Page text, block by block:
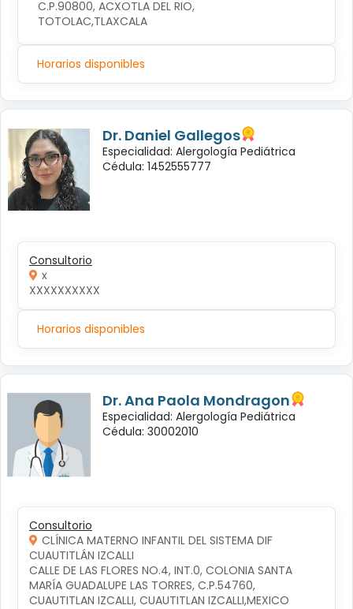
C.P.90800, ACXOTLA DEL RIO,
TOTOLAC,TLAXCALA
Horarios disponibles
Dr. Daniel Gallegos
Especialidad: Alergología Pediátrica
Cédula: 1452555777
Consultorio
x
XXXXXXXXXX
Horarios disponibles
Dr. Ana Paola Mondragon
Especialidad: Alergología Pediátrica
Cédula: 30002010
Consultorio
CLÍNICA MATERNO INFANTIL DEL SISTEMA DIF
CUAUTITLÁN IZCALLI
CALLE DE LAS FLORES NO.4, INT.0, COLONIA SANTA
MARÍA GUADALUPE LAS TORRES, C.P.54760,
CUAUTITLAN IZCALLI, CUAUTITLAN IZCALLI,MEXICO